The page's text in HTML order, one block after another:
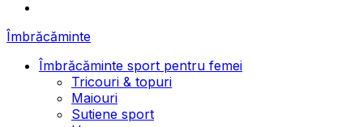
Îmbrăcăminte
Îmbrăcăminte sport pentru femei
Tricouri & topuri
Maiouri
Sutiene sport